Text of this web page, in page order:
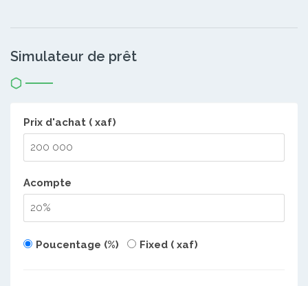
Simulateur de prêt
Prix d'achat ( xaf)
Acompte
Poucentage (%) Fixed ( xaf)